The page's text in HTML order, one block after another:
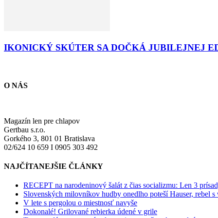
IKONICKÝ SKÚTER SA DOČKÁ JUBILEJNEJ
O NÁS
Magazín len pre chlapov
Gertbau s.r.o.
Gorkého 3, 801 01 Bratislava
02/624 10 659 I 0905 303 492
NAJČÍTANEJŠIE ČLÁNKY
RECEPT na narodeninový šalát z čias socializmu: Len 3
Slovenských milovníkov hudby onedlho poteší Hauser, rebel
V lete s pergolou o miestnosť navyše
Dokonalé! Grilované rebierka údené v grile